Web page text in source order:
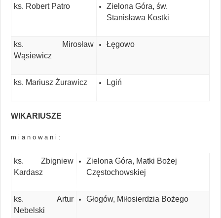
ks. Robert Patro
Zielona Góra, św.
Stanisława Kostki
ks. Mirosław
Wąsiewicz
Łęgowo
ks. Mariusz Żurawicz Lgiń
WIKARIUSZE
m i a n o w a n i :
ks. Zbigniew
Kardasz
Zielona Góra, Matki Bożej
Częstochowskiej
ks. Artur
Nebelski
Głogów, Miłosierdzia Bożego